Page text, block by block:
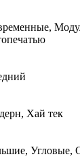
Хай тек
Угловые,